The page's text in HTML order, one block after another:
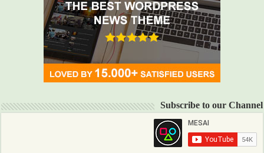
Subscribe to our Channel